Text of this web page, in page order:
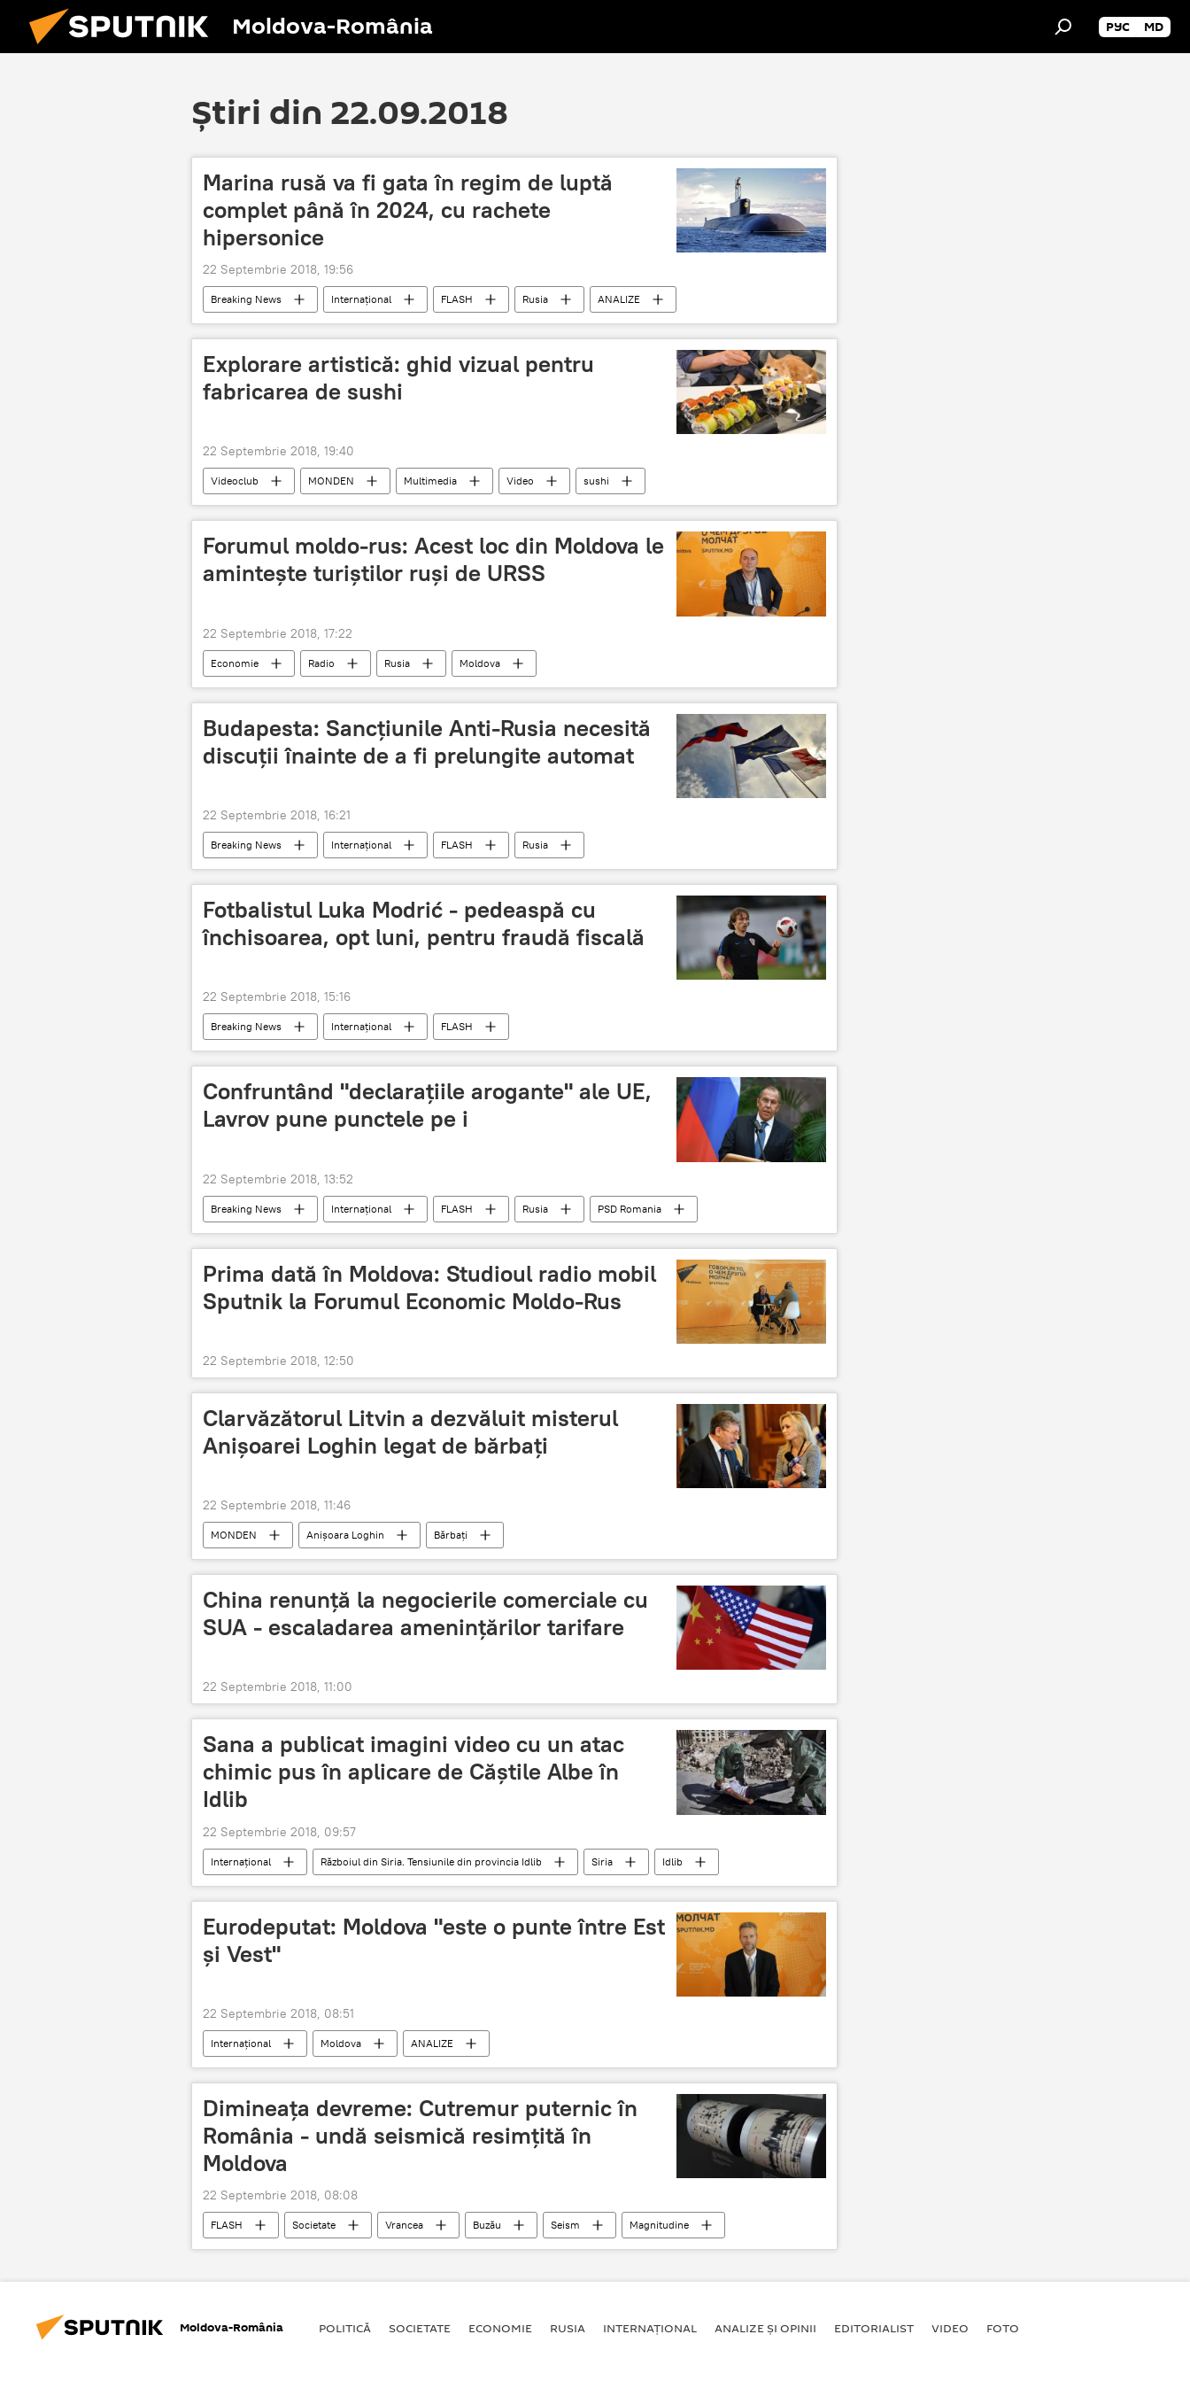
Moldova-România РУС MD
Știri din 22.09.2018
Marina rusă va fi gata în regim de luptă
complet până în 2024, cu rachete
hipersonice
22 Septembrie 2018, 19:56
Breaking News Internaţional FLASH Rusia ANALIZE
Explorare artistică: ghid vizual pentru
fabricarea de sushi
22 Septembrie 2018, 19:40
Videoclub MONDEN Multimedia Video sushi
Forumul moldo-rus: Acest loc din Moldova le
amintește turiștilor ruși de URSS
22 Septembrie 2018, 17:22
Economie Radio Rusia Moldova
Budapesta: Sancţiunile Anti-Rusia necesită
discuţii înainte de a fi prelungite automat
22 Septembrie 2018, 16:21
Breaking News Internaţional FLASH Rusia
Fotbalistul Luka Modrić - pedeaspă cu
închisoarea, opt luni, pentru fraudă fiscală
22 Septembrie 2018, 15:16
Breaking News Internaţional FLASH
Confruntând "declaraţiile arogante" ale UE,
Lavrov pune punctele pe i
22 Septembrie 2018, 13:52
Breaking News Internaţional FLASH Rusia
PSD Romania
Klaus Iohannis
Prima dată în Moldova: Studioul radio mobil
Sputnik la Forumul Economic Moldo-Rus
22 Septembrie 2018, 12:50
Clarvăzătorul Litvin a dezvăluit misterul
Anişoarei Loghin legat de bărbaţi
22 Septembrie 2018, 11:46
MONDEN Anişoara Loghin Bărbaţi
China renunță la negocierile comerciale cu
SUA - escaladarea amenințărilor tarifare
22 Septembrie 2018, 11:00
Sana a publicat imagini video cu un atac
chimic pus în aplicare de Căştile Albe în
Idlib
22 Septembrie 2018, 09:57
Internaţional Războiul din Siria. Tensiunile din provincia Idlib Siria
Idlib
atac chimic
Căştile Albe Video Provocare
Eurodeputat: Moldova "este o punte între Est
şi Vest"
22 Septembrie 2018, 08:51
Internaţional Moldova ANALIZE
Dimineaţa devreme: Cutremur puternic în
România - undă seismică resimţită în
Moldova
22 Septembrie 2018, 08:08
FLASH Societate Vrancea Buzău Seism
Magnitudine
România
cutremur Vremea
Moldova-România POLITICĂ SOCIETATE ECONOMIE RUSIA INTERNAŢIONAL ANALIZE ȘI OPINII EDITORIALIST VIDEO FOTO